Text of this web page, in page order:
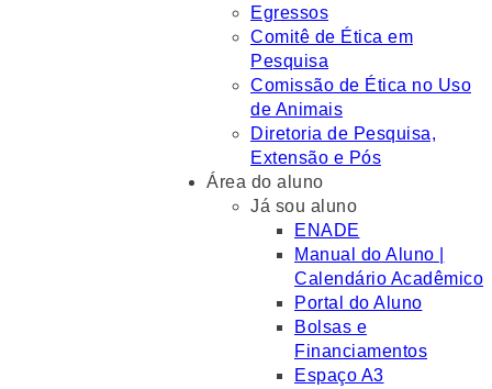
Egressos
Comitê de Ética em
Pesquisa
Comissão de Ética no Uso
de Animais
Diretoria de Pesquisa,
Extensão e Pós
Área do aluno
Já sou aluno
ENADE
Manual do Aluno |
Calendário Acadêmico
Portal do Aluno
Bolsas e
Financiamentos
Espaço A3